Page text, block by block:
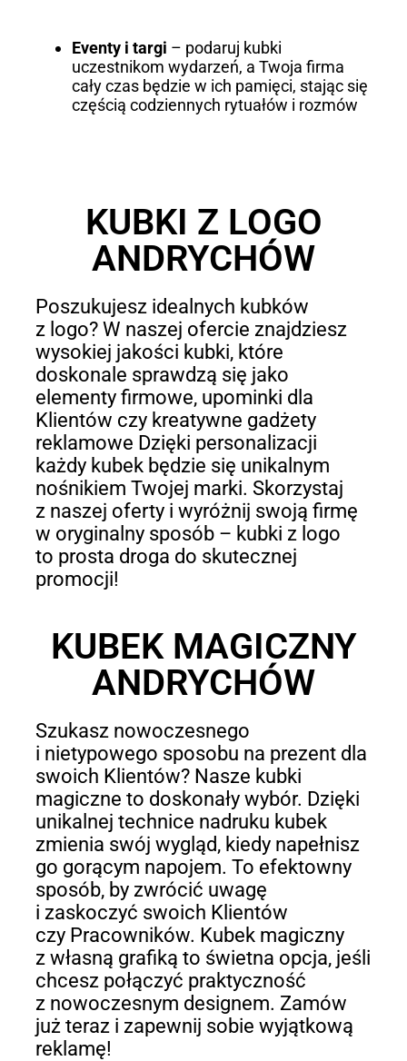
Eventy i targi – podaruj kubki
uczestnikom wydarzeń, a Twoja firma
cały czas będzie w ich pamięci, stając się
częścią codziennych rytuałów i rozmów
KUBKI Z LOGO
ANDRYCHÓW
Poszukujesz idealnych kubków
z logo? W naszej ofercie znajdziesz
wysokiej jakości kubki, które
doskonale sprawdzą się jako
elementy firmowe, upominki dla
Klientów czy kreatywne gadżety
reklamowe Dzięki personalizacji
każdy kubek będzie się unikalnym
nośnikiem Twojej marki. Skorzystaj
z naszej oferty i wyróżnij swoją firmę
w oryginalny sposób – kubki z logo
to prosta droga do skutecznej
promocji!
KUBEK MAGICZNY
ANDRYCHÓW
Szukasz nowoczesnego
i nietypowego sposobu na prezent dla
swoich Klientów? Nasze kubki
magiczne to doskonały wybór. Dzięki
unikalnej technice nadruku kubek
zmienia swój wygląd, kiedy napełnisz
go gorącym napojem. To efektowny
sposób, by zwrócić uwagę
i zaskoczyć swoich Klientów
czy Pracowników. Kubek magiczny
z własną grafiką to świetna opcja, jeśli
chcesz połączyć praktyczność
z nowoczesnym designem. Zamów
już teraz i zapewnij sobie wyjątkową
reklamę!